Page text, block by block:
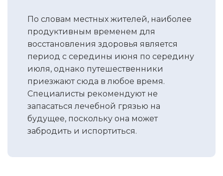
По словам местных жителей, наиболее
продуктивным временем для
восстановления здоровья является
период с середины июня по середину
июля, однако путешественники
приезжают сюда в любое время.
Специалисты рекомендуют не
запасаться лечебной грязью на
будущее, поскольку она может
забродить и испортиться.